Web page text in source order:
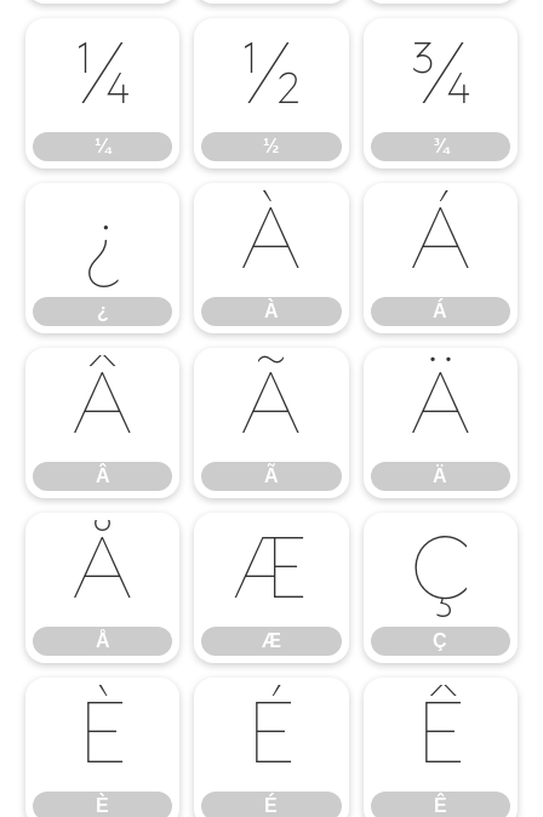
¼
¼
½
½
¾
¾
¿
¿
À
À
Á
Á
Â
Â
Ã
Ã
Ä
Ä
Å
Å
Æ
Æ
Ç
Ç
È
È
É
É
Ê
Ê